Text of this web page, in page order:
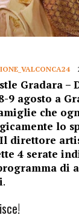
Gradara –
9 agosto a
che
lo
Il direttore
4 serate
di
.